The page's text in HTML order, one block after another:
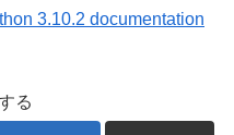
3.10.2 documentation
る